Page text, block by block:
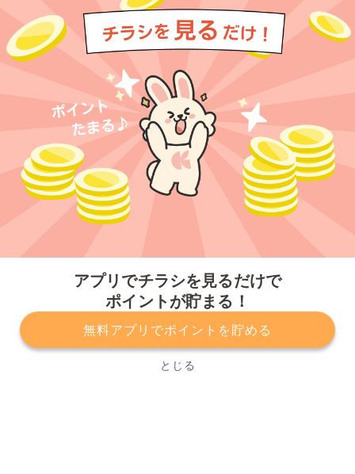
アプリでチラシを見るだけで
ポイントが貯まる！
無料アプリでポイントを貯める
とじる
プライバシーポリシー 利用規約
運営会社
サービスに関してのお問い合わせ